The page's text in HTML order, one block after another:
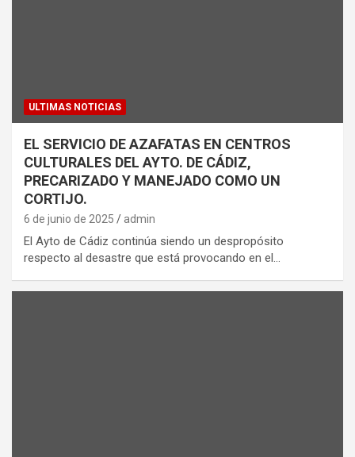
ULTIMAS NOTICIAS
EL SERVICIO DE AZAFATAS EN CENTROS
CULTURALES DEL AYTO. DE CÁDIZ,
PRECARIZADO Y MANEJADO COMO UN
CORTIJO.
6 de junio de 2025 admin
El Ayto de Cádiz continúa siendo un despropósito
respecto al desastre que está provocando en el…